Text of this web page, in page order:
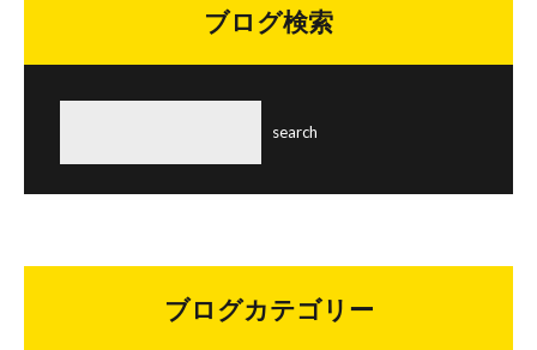
ブログ検索
ブログカテゴリー